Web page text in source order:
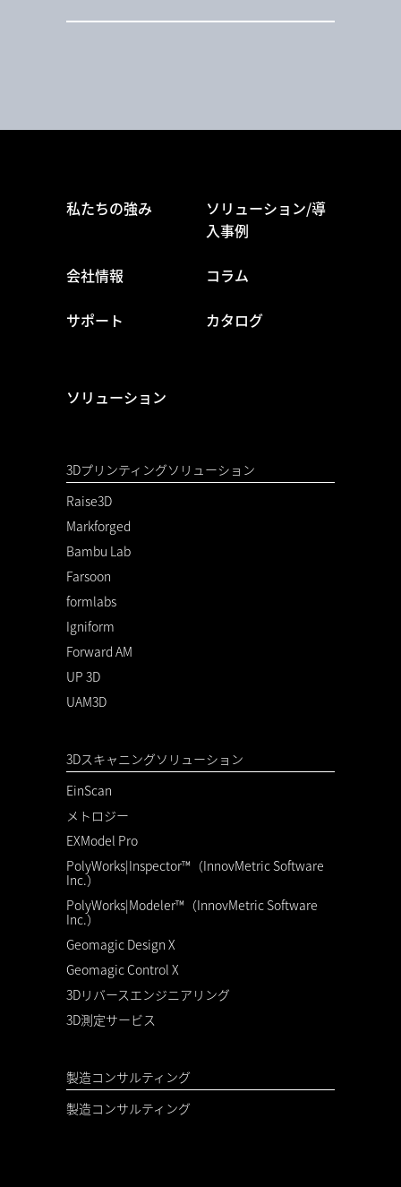
私たちの強み
ソリューション/導
入事例
会社情報 コラム
サポート カタログ
ソリューション
3Dプリンティングソリューション
Raise3D
Markforged
Bambu Lab
Farsoon
formlabs
Igniform
Forward AM
UP 3D
UAM3D
3Dスキャニングソリューション
EinScan
メトロジー
EXModel Pro
PolyWorks|Inspector™（InnovMetric Software
Inc.）
PolyWorks|Modeler™（InnovMetric Software
Inc.）
Geomagic Design X
Geomagic Control X
3Dリバースエンジニアリング
3D測定サービス
製造コンサルティング
製造コンサルティング